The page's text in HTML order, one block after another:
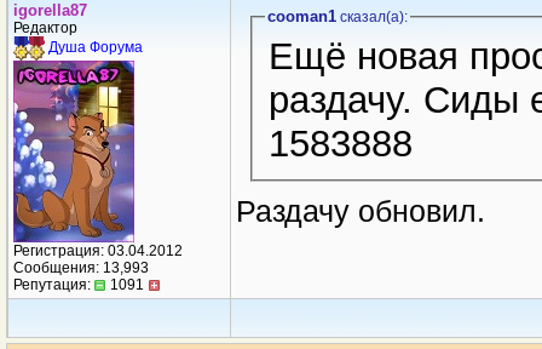
igorella87
Редактор
Душа Форума
Регистрация: 03.04.2012
Сообщения: 13,993
Репутация:
1091
cooman1сказал(a):
Ещё новая
раздачу. Сиды
1583888
Раздачу обновил.